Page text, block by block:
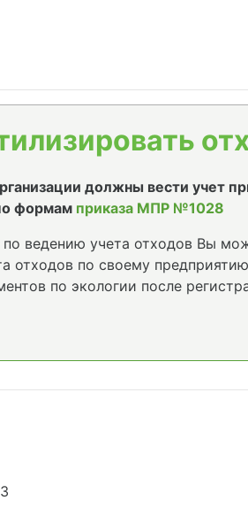
должны вести учет
формам приказа МПР №1028
ведению учета отходов Вы
отходов по своему
по экологии после